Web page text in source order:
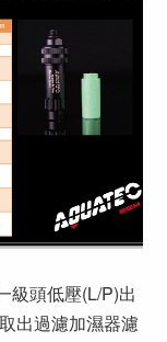
級頭低壓(L/P)出
出過濾加濕器濾